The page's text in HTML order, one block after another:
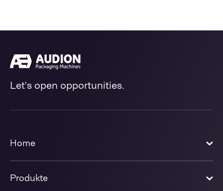
Let's open opportunities.
Home
Produkte